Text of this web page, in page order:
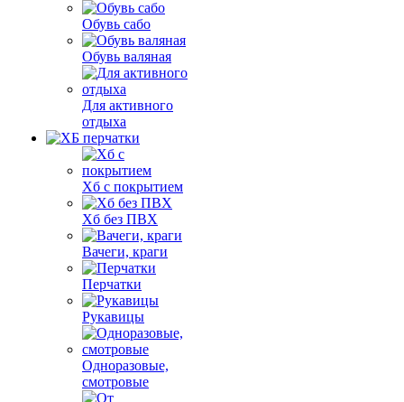
Обувь сабо
Обувь валяная
Для активного
отдыха
Хб с покрытием
Хб без ПВХ
Вачеги, краги
Перчатки
Рукавицы
Одноразовые,
смотровые